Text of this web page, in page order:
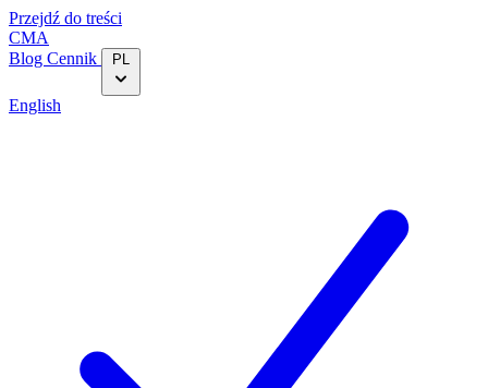
Przejdź do treści
CMA
Blog‎ Cennik PL
English